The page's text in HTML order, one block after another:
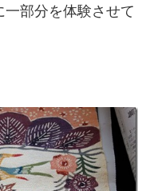
部分を体験させて